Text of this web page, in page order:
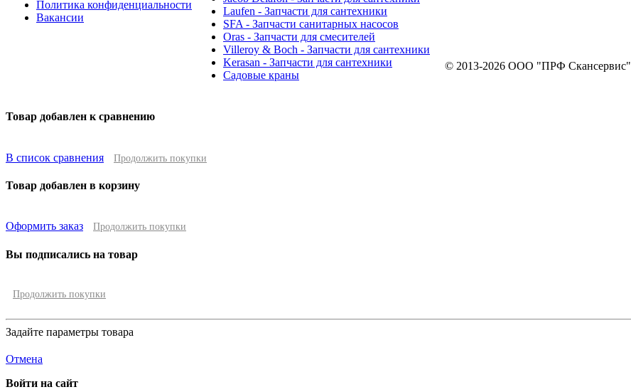
Политика конфиденциальности
Вакансии
Laufen - Запчасти для сантехники
SFA - Запчасти санитарных насосов
Oras - Запчасти для смесителей
Villeroy & Boch - Запчасти для сантехники
Kerasan - Запчасти для сантехники
Садовые краны
© 2013-2026 ООО "ПРФ Скансервис"
Товар добавлен к сравнению
В список сравнения Продолжить покупки
Товар добавлен в корзину
Оформить заказ Продолжить покупки
Вы подписались на товар
Продолжить покупки
Задайте параметры товара
Отмена
Войти на сайт